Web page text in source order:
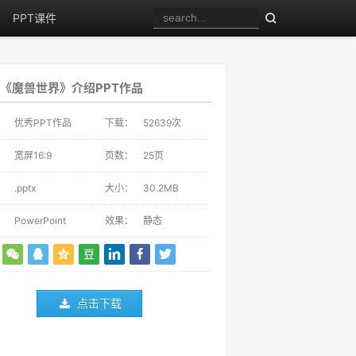
PPT课件
魔兽世界》介绍PPT作品
优秀PPT作品 下载： 52639次
宽屏16:9 页数： 25页
.pptx 大小： 30.2MB
PowerPoint 效果： 静态
点击下载